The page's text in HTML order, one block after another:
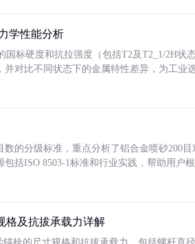
学性能分析
国标硬度和抗拉强度（包括T2及T2_1/2H状
对比不同状态下的金属特性差异，为工业
的分级标准，重点分析了铝合金喷砂200
括ISO 8503-1标准和行业实践，帮助用户
格及抗拔承载力详解